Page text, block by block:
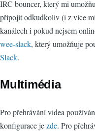
IRC bouncer, který mi
připojit odkudkoliv (i z více
kanálech i pokud nejsem
wee-slack, který umožňuje
Slack.
Multimédia
Pro přehrávání videa
konfigurace jezde. Pro